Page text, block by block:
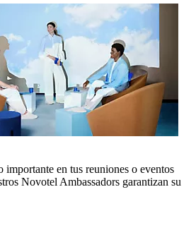
importante en tus reuniones o eventos
Novotel Ambassadors garantizan su